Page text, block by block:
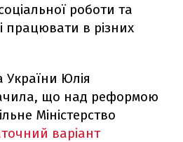
роботи та
працювати в різних
України Юлія
що над реформою
Міністерство
варіант